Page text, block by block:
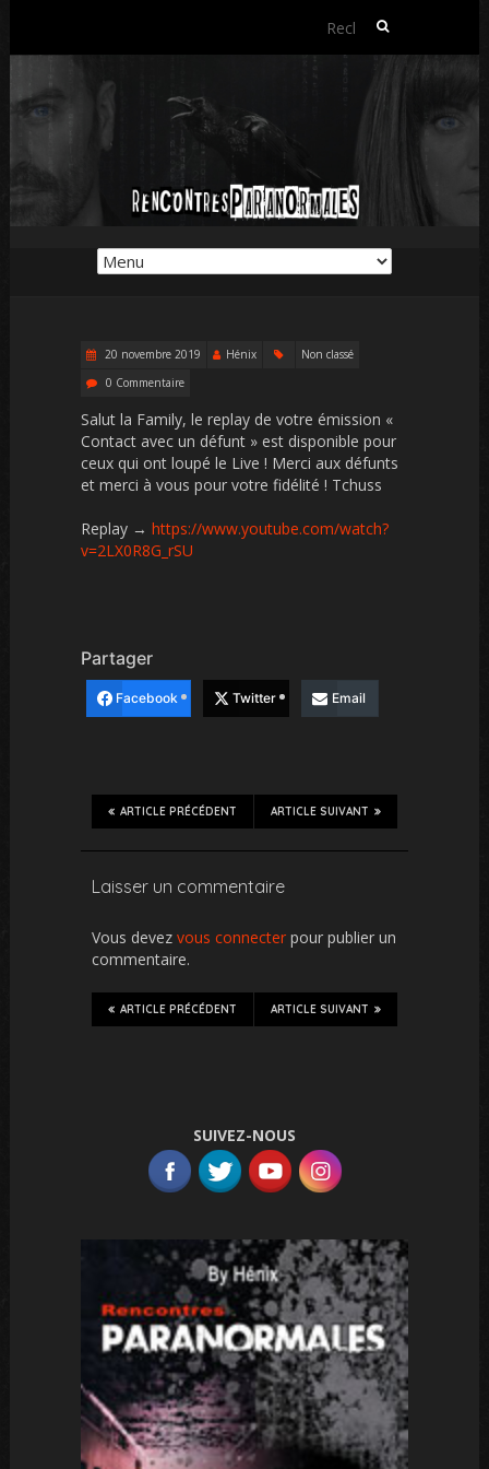
Rechercher :
20 novembre 2019 Hénix
Non classé
0 Commentaire
Salut la Family, le replay de votre émission «
Contact avec un défunt » est disponible pour
ceux qui ont loupé le Live ! Merci aux défunts
et merci à vous pour votre fidélité ! Tchuss
Replay → https://www.youtube.com/watch?
v=2LX0R8G_rSU
Partager
Facebook Twitter Email
ARTICLE SUIVANT
ARTICLE PRÉCÉDENT
Laisser un commentaire
Vous devez vous connecter pour publier un
commentaire.
ARTICLE SUIVANT
ARTICLE PRÉCÉDENT
SUIVEZ-NOUS